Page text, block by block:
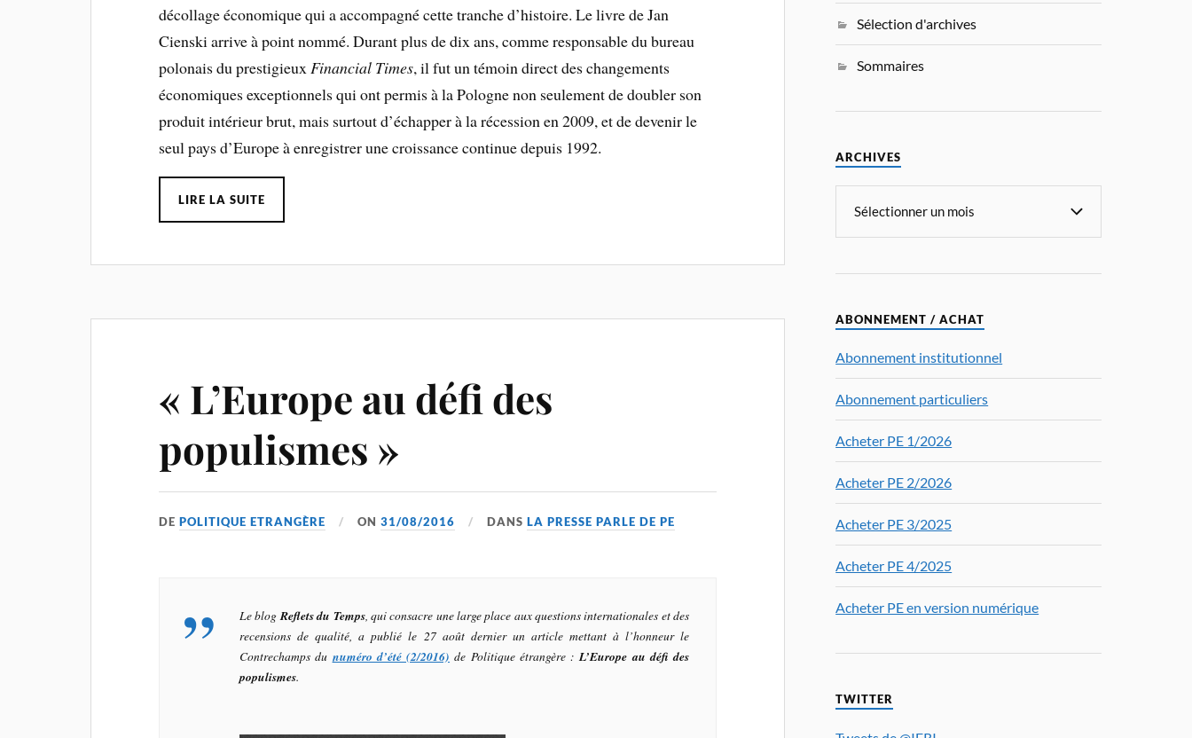
décollage économique qui a accompagné cette tranche d’histoire. Le livre de Jan
Cienski arrive à point nommé. Durant plus de dix ans, comme responsable du bureau
polonais du prestigieuxFinancial Times, il fut un témoin direct des changements
économiques exceptionnels qui ont permis à la Pologne non seulement de doubler son
produit intérieur brut, mais surtout d’échapper à la récession en 2009, et de devenir le
seul pays d’Europe à enregistrer une croissance continue depuis 1992.
LIRE LA SUITE
« L’Europe au défi des
populismes »
DEPOLITIQUE ETRANGÈRE ON31/08/2016 DANSLA PRESSE PARLE DE PE
Le blog Reflets du Temps, qui consacre une large place aux questions internationales et des
recensions de qualité, a publié le 27 août dernier un article mettant à l’honneur le
Contrechamps du numéro d’été (2/2016) de Politique étrangère:L’Europe au défi des
populismes.
Sélection d'archives
Sommaires
ARCHIVES
ABONNEMENT / ACHAT
Abonnement institutionnel
Abonnement particuliers
Acheter PE 1/2026
Acheter PE 2/2026
Acheter PE 3/2025
Acheter PE 4/2025
Acheter PE en version numérique
TWITTER